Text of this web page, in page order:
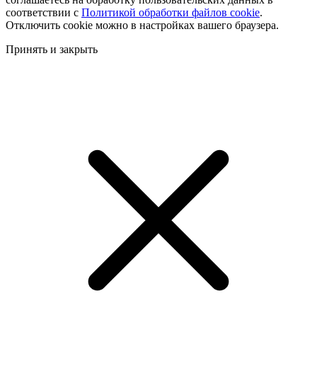
соответствии с Политикой обработки файлов cookie.
Отключить cookie можно в настройках вашего браузера.
Принять и закрыть